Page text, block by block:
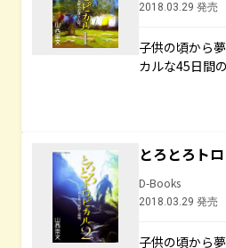
2018.03.29 発売
子供の頃から
カルな45日間
とろとろト
D-Books
2018.03.29 発売
子供の頃から